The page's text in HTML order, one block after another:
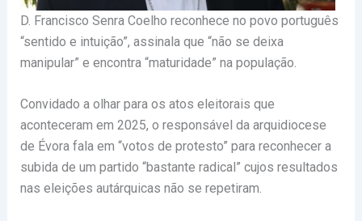
D. Francisco Senra Coelho reconhece no povo português
“sentido e intuição”, assinala que “não se deixa
manipular” e encontra “maturidade” na população.
Convidado a olhar para os atos eleitorais que
aconteceram em 2025, o responsável da arquidiocese
de Évora fala em “votos de protesto” para reconhecer a
subida de um partido “bastante radical” cujos resultados
nas eleições autárquicas não se repetiram.